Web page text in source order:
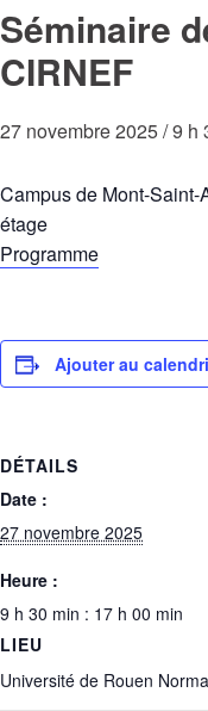
Séminaire
CIRNEF
27 novembre 2025 / 9 h
Campus de Mont-
étage
Programme
Ajouter au
DÉTAILS
Date :
27 novembre 2025
Heure :
9 h 30 min : 17 h 00 min
LIEU
Université de Rouen